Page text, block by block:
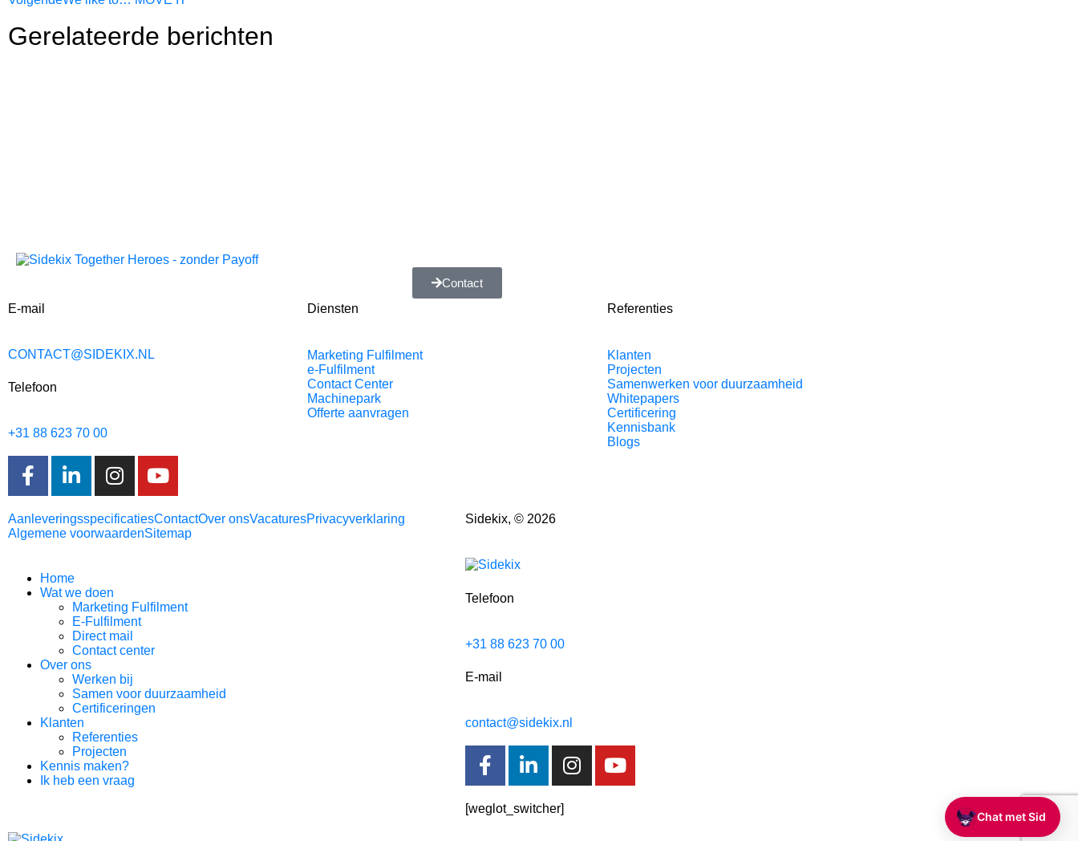
Gerelateerde berichten
Contact
E-mail
CONTACT@SIDEKIX.NL
Telefoon
+31 88 623 70 00
Diensten
Marketing Fulfilment
e-Fulfilment
Contact Center
Machinepark
Offerte aanvragen
Referenties
Klanten
Projecten
Samenwerken voor duurzaamheid
Whitepapers
Certificering
Kennisbank
Blogs
AanleveringsspecificatiesContactOver onsVacaturesPrivacyverklaring
Algemene voorwaardenSitemap
Sidekix, © 2026
Chat met Sid
Home
Wat we doen
Marketing Fulfilment
E-Fulfilment
Direct mail
Contact center
Over ons
Werken bij
Samen voor duurzaamheid
Certificeringen
Klanten
Referenties
Projecten
Kennis maken?
Ik heb een vraag
Telefoon
+31 88 623 70 00
E-mail
contact@sidekix.nl
[weglot_switcher]